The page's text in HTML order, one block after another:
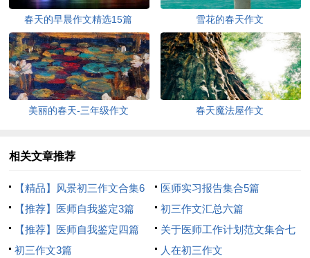
春天的早晨作文精选15篇 雪花的春天作文
美丽的春天-三年级作文 春天魔法屋作文
相关文章推荐
【精品】风景初三作文合集6
篇
医师实习报告集合5篇
【推荐】医师自我鉴定3篇
初三作文汇总六篇
【推荐】医师自我鉴定四篇
关于医师工作计划范文集合七
篇
初三作文3篇 人在初三作文